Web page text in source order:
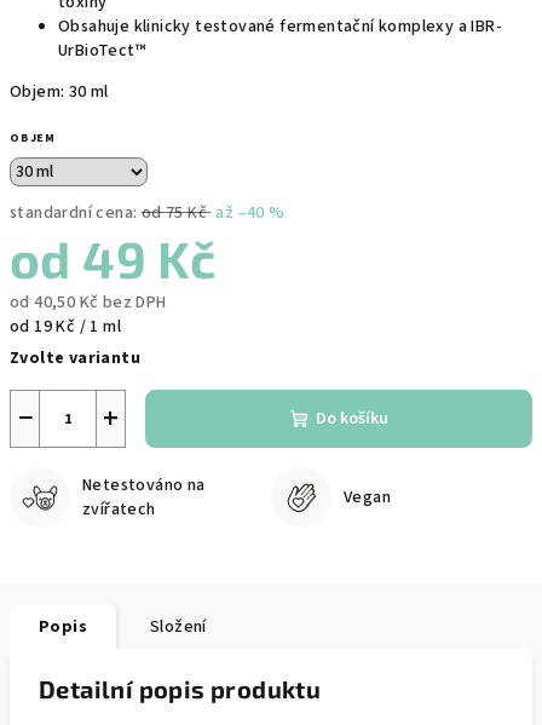
Obsahuje klinicky testované fermentační komplexy a IBR-
UrBioTect™
Objem: 30 ml
OBJEM
standardní cena: od 75 Kč až –40 %
od 49 Kč
od40,50 Kč bez DPH
Měrná
cena:
od 19 Kč / 1 ml
Zvolte variantu
+
− Do košíku
Netestováno na
zvířatech
Vegan
Popis Složení
Detailní popis produktu